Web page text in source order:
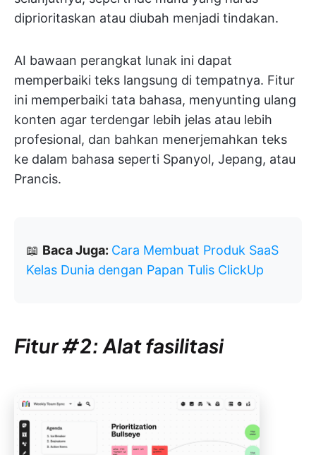
diprioritaskan atau diubah menjadi tindakan.
AI bawaan perangkat lunak ini dapat
memperbaiki teks langsung di tempatnya. Fitur
ini memperbaiki tata bahasa, menyunting ulang
konten agar terdengar lebih jelas atau lebih
profesional, dan bahkan menerjemahkan teks
ke dalam bahasa seperti Spanyol, Jepang, atau
Prancis.
📖 Baca Juga: Cara Membuat Produk SaaS
Kelas Dunia dengan Papan Tulis ClickUp
Fitur #2: Alat fasilitasi